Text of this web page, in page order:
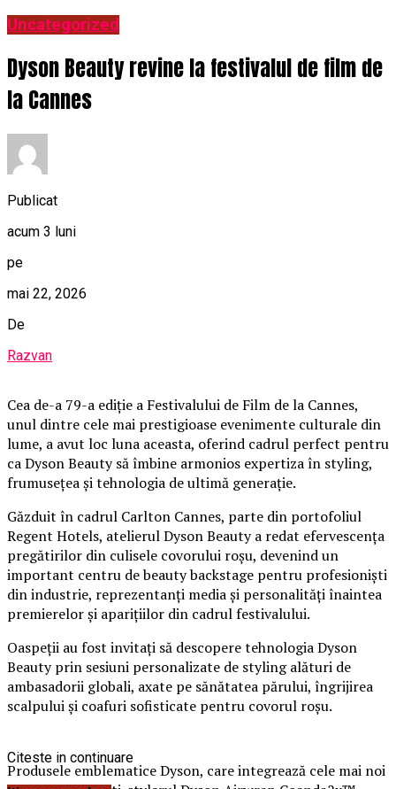
Uncategorized
Dyson Beauty revine la festivalul de film de
la Cannes
Publicat
acum 3 luni
pe
mai 22, 2026
De
Razvan
Cea de-a 79-a ediție a Festivalului de Film de la Cannes,
unul dintre cele mai prestigioase evenimente culturale din
lume, a avut loc luna aceasta, oferind cadrul perfect pentru
ca Dyson Beauty să îmbine armonios expertiza în styling,
frumusețea și tehnologia de ultimă generație.
Găzduit în cadrul Carlton Cannes, parte din portofoliul
Regent Hotels, atelierul Dyson Beauty a redat efervescența
pregătirilor din culisele covorului roșu, devenind un
important centru de beauty backstage pentru profesioniști
din industrie, reprezentanți media și personalități înaintea
premierelor și aparițiilor din cadrul festivalului.
Oaspeții au fost invitați să descopere tehnologia Dyson
Beauty prin sesiuni personalizate de styling alături de
ambasadorii globali, axate pe sănătatea părului, îngrijirea
scalpului și coafuri sofisticate pentru covorul roșu.
Produsele emblematice Dyson, care integrează cele mai noi
Citeste in continuare